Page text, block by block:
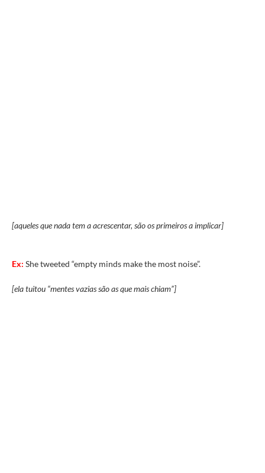
[aqueles que nada tem a acrescentar, são os primeiros a implicar]
Ex: She tweeted “empty minds make the most noise”.
[ela tuitou “mentes vazias são as que mais chiam”]